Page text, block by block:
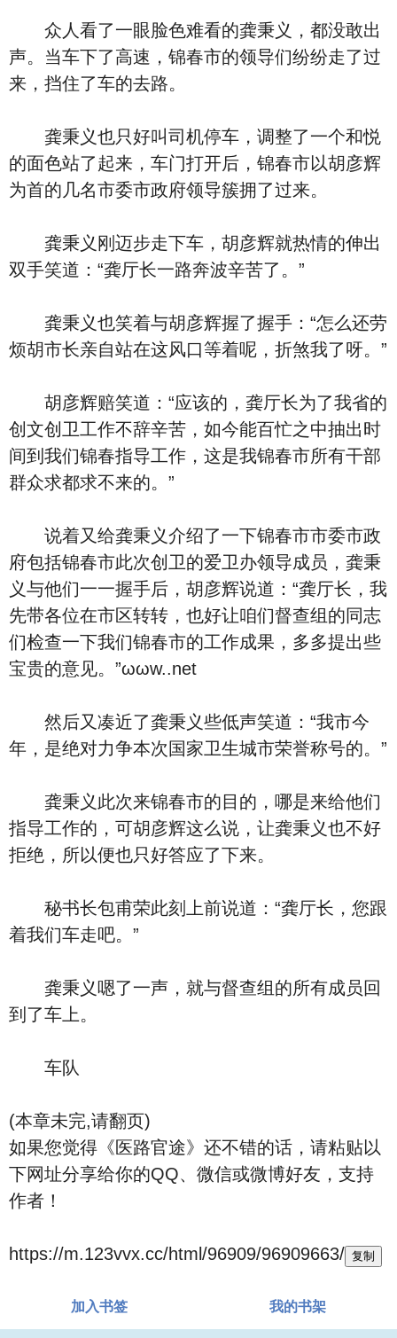
众人看了一眼脸色难看的龚秉义，都没敢出
声。当车下了高速，锦春市的领导们纷纷走了过
来，挡住了车的去路。
龚秉义也只好叫司机停车，调整了一个和悦
的面色站了起来，车门打开后，锦春市以胡彦辉
为首的几名市委市政府领导簇拥了过来。
龚秉义刚迈步走下车，胡彦辉就热情的伸出
双手笑道：“龚厅长一路奔波辛苦了。”
龚秉义也笑着与胡彦辉握了握手：“怎么还劳
烦胡市长亲自站在这风口等着呢，折煞我了呀。”
胡彦辉赔笑道：“应该的，龚厅长为了我省的
创文创卫工作不辞辛苦，如今能百忙之中抽出时
间到我们锦春指导工作，这是我锦春市所有干部
群众求都求不来的。”
说着又给龚秉义介绍了一下锦春市市委市政
府包括锦春市此次创卫的爱卫办领导成员，龚秉
义与他们一一握手后，胡彦辉说道：“龚厅长，我
先带各位在市区转转，也好让咱们督查组的同志
们检查一下我们锦春市的工作成果，多多提出些
宝贵的意见。”ωωw..net
然后又凑近了龚秉义些低声笑道：“我市今
年，是绝对力争本次国家卫生城市荣誉称号的。”
龚秉义此次来锦春市的目的，哪是来给他们
指导工作的，可胡彦辉这么说，让龚秉义也不好
拒绝，所以便也只好答应了下来。
秘书长包甫荣此刻上前说道：“龚厅长，您跟
着我们车走吧。”
龚秉义嗯了一声，就与督查组的所有成员回
到了车上。
车队
(本章未完,请翻页)
如果您觉得《医路官途》还不错的话，请粘贴以
下网址分享给你的QQ、微信或微博好友，支持
作者！
https://m.123vvx.cc/html/96909/96909663/ 复制
加入书签 我的书架